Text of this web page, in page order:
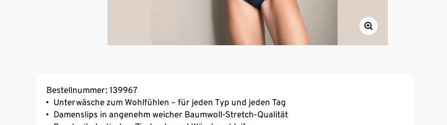
Bestellnummer: 139967
Unterwäsche zum Wohlfühlen – für jeden Typ und jeden Tag
Damenslips in angenehm weicher Baumwoll-Stretch-Qualität